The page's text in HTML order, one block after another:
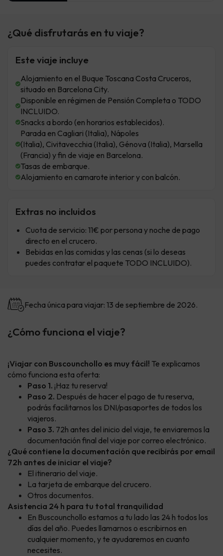
¿Qué disfrutarás en tu viaje?
Este viaje incluye
Alojamiento en el Buque Toscana Costa Cruceros,
situado en Barcelona City.
Disponible en régimen de Pensión Completa o TODO
INCLUIDO.
Snacks a bordo (en horarios establecidos).
Parada en Cagliari (Italia), Nápoles
(Italia), Civitavecchia (Italia), Génova (Italia), Marsella
(Francia) y fin de viaje en Barcelona.
Tasas de embarque.
Alojamiento en camarote interior y con balcón.
Extras no incluidos
Cuota de servicio: 11€ por persona y noche de pago
directo en el crucero.
Bebidas en las comidas y las cenas (si lo deseas
puedes contratar el paquete TODO INCLUIDO).
Fecha única para viajar: 13 de septiembre de 2026.
¿Cómo funciona el viaje?
¡Viajar con Buscounchollo es muy fácil! Te explicamos
cómo funciona esta oferta:
Paso 1. ¡Haz tu reserva!
Paso 2. Después de hacer el pago de tu reserva,
podrás facilitarnos los DNI/pasaportes de todos los
viajeros.
Paso 3. 72h antes del inicio del viaje, te enviaremos la
documentación final del viaje por correo electrónico.
¿Qué contiene la documentación que recibirás por email
72h antes de iniciar el viaje?
El itinerario del viaje.
La tarjeta de embarque del crucero.
Otros documentos.
Asistencia 24 h para tu total tranquilidad
En Buscounchollo estamos a tu lado las 24 h todos los
días del año. Puedes llamarnos o escribirnos en
cualquier momento, y te ayudaremos en cuanto
necesites.